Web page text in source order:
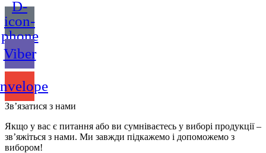
D-
icon-
phone
Viber
Зв’язатися з нами
Якщо у вас є питання або ви сумніваєтесь у виборі продукції –
зв’яжіться з нами. Ми завжди підкажемо і допоможемо з
вибором!